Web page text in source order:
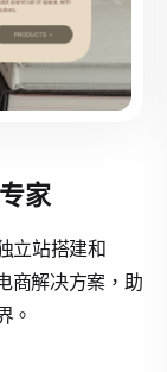
家
立站搭建和
商解决方案，助
。